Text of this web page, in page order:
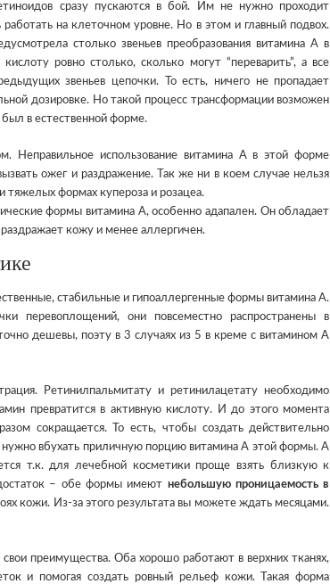
сразу пускаются в бой. Им не нужно проходит
на клеточном уровне. Но в этом и главный подвох.
столько звеньев преобразования витамина А в
ровно столько, сколько могут “переварить”, а все
звеньев цепочки. То есть, ничего не пропадает
дозировке. Но такой процесс трансформации возможен
был в естественной форме.
Неправильное использование витамина А в этой форме
ожег и раздражение. Так же ни в коем случае нельзя
тяжелых формах купероза и розацеа.
формы витамина А, особенно адапален. Он обладает
кожу и менее аллергичен.
стабильные и гипоаллергенные формы витамина А.
перевоплощений, они повсеместно распространены в
дешевы, поэту в 3 случаях из 5 в креме с витамином А
Ретинилпальмитату и ретинилацетату необходимо
превратится в активную кислоту. И до этого момента
сокращается. То есть, чтобы создать действительно
вбухать приличную порцию витамина А этой формы. А
т.к. для лечебной косметики проще взять близкую к
– обе формы имеют небольшую проницаемость в
кожи. Из-за этого результата вы можете ждать месяцами.
преимущества. Оба хорошо работают в верхних тканях,
и помогая создать ровный рельеф кожи. Такая форма